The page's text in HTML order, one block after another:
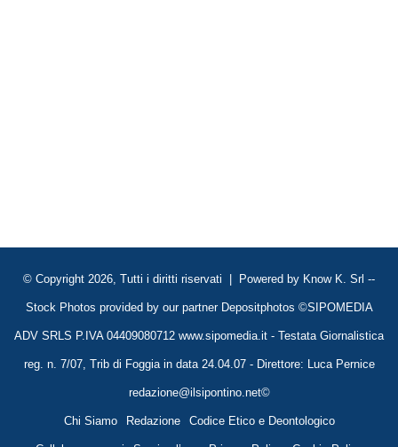
© Copyright 2026, Tutti i diritti riservati | Powered by Know K. Srl --
Stock Photos provided by our partner Depositphotos ©SIPOMEDIA
ADV SRLS P.IVA 04409080712 www.sipomedia.it - Testata Giornalistica
reg. n. 7/07, Trib di Foggia in data 24.04.07 - Direttore: Luca Pernice
redazione@ilsipontino.net©
Chi Siamo Redazione Codice Etico e Deontologico